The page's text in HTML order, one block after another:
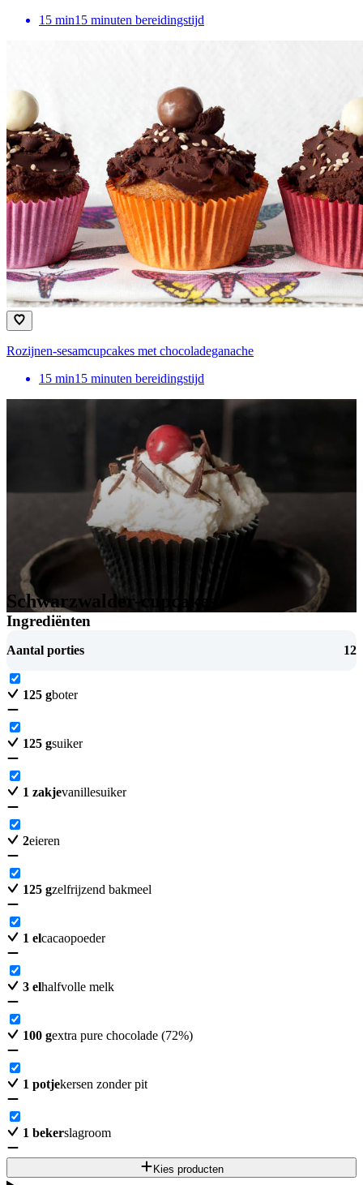
15 min15 minuten bereidingstijd
Rozijnen-sesamcupcakes met chocoladeganache
15 min15 minuten bereidingstijd
Schwarzwalder-cupcakes
Ingrediënten
Aantal porties 12
125 gboter
125 gsuiker
1 zakjevanillesuiker
2eieren
125 gzelfrijzend bakmeel
1 elcacaopoeder
3 elhalfvolle melk
100 gextra pure chocolade (72%)
1 potjekersen zonder pit
1 bekerslagroom
Kies producten